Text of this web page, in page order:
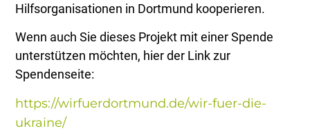
Hilfsorganisationen in Dortmund kooperieren.
Wenn auch Sie dieses Projekt mit einer Spende
unterstützen möchten, hier der Link zur
Spendenseite:
https://wirfuerdortmund.de/wir-fuer-die-
ukraine/